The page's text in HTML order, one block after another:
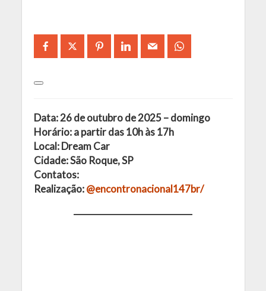
Data: 26 de outubro de 2025 – domingo
Horário: a partir das 10h às 17h
Local: Dream Car
Cidade: São Roque, SP
Contatos:
Realização:@encontronacional147br/